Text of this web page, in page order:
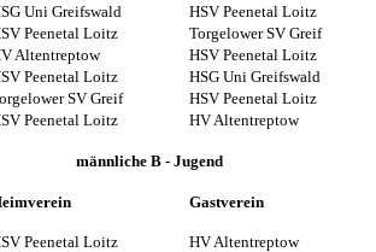
Uni Greifswald
HSV Peenetal Loitz
Peenetal Loitz
Torgelower SV Greif
Altentreptow
HSV Peenetal Loitz
Peenetal Loitz
HSG Uni Greifswald
SV Greif
HSV Peenetal Loitz
Peenetal Loitz HV Altentreptow
männliche B - Jugend
Gastverein
Peenetal Loitz
HV Altentreptow